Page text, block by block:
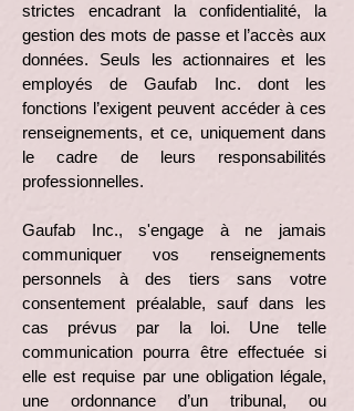
strictes encadrant la confidentialité, la
gestion des mots de passe et l’accès aux
données. Seuls les actionnaires et les
employés de Gaufab Inc. dont les
fonctions l’exigent peuvent accéder à ces
renseignements, et ce, uniquement dans
le cadre de leurs responsabilités
professionnelles.
Gaufab Inc., s'engage à ne jamais
communiquer vos renseignements
personnels à des tiers sans votre
consentement préalable, sauf dans les
cas prévus par la loi. Une telle
communication pourra être effectuée si
elle est requise par une obligation légale,
une ordonnance d’un tribunal, ou